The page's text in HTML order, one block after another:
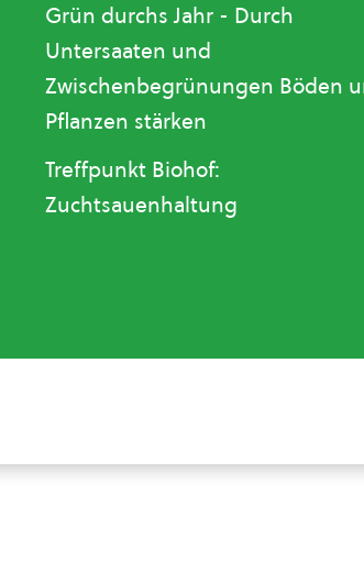
Grün durchs Jahr - Durch
Untersaaten und
Zwischenbegrünungen Böden
Pflanzen stärken
Treffpunkt Biohof:
Zuchtsauenhaltung